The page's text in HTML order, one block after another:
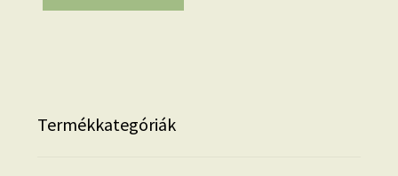
Termékkategóriák